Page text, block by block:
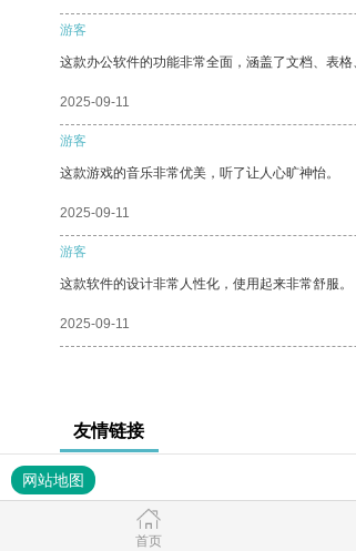
游客
这款办公软件的功能非常全面，涵盖了文档、表
2025-09-11
游客
这款游戏的音乐非常优美，听了让人心旷神怡。
2025-09-11
游客
这款软件的设计非常人性化，使用起来非常舒服。
2025-09-11
友情链接
网站地图
首页